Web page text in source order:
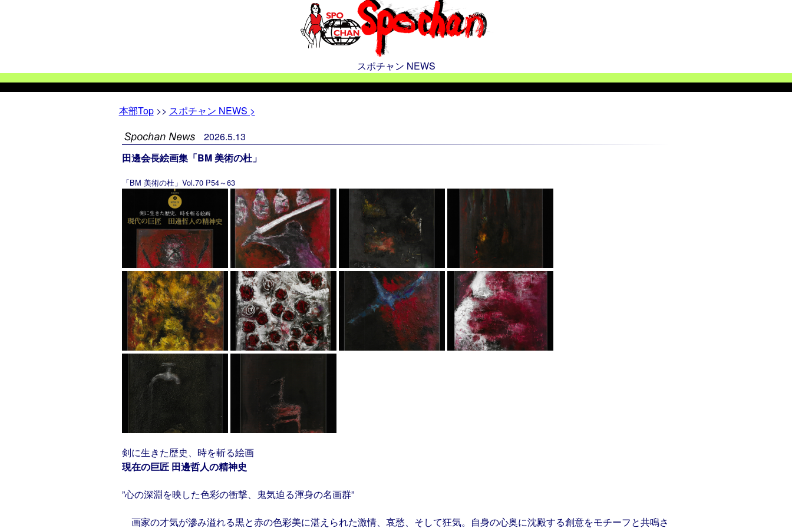
スポチャン NEWS
本部Top>> スポチャン NEWS >
2026.5.13
田邊会長絵画集「BM 美術の杜」
「BM 美術の杜」Vol.70 P54～63
剣に生きた歴史、時を斬る絵画
現在の巨匠 田邊哲人の精神史
”心の深淵を映した色彩の衝撃、鬼気迫る渾身の名画群”
画家の才気が滲み溢れる黒と赤の色彩美に湛えられた激情、哀愁、そして狂気。自身の心奥に沈殿する創意をモチーフと共鳴さ